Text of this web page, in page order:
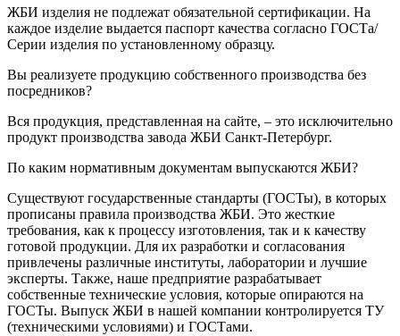
ЖБИ изделия не подлежат обязательной сертификации. На
каждое изделие выдается паспорт качества согласно ГОСТа/
Серии изделия по установленному образцу.
Вы реализуете продукцию собственного производства без
посредников?
Вся продукция, представленная на сайте, – это исключительно
продукт производства завода ЖБИ Санкт-Петербург.
По каким нормативным документам выпускаются ЖБИ?
Существуют государственные стандарты (ГОСТы), в которых
прописаны правила производства ЖБИ. Это жесткие
требования, как к процессу изготовления, так и к качеству
готовой продукции. Для их разработки и согласования
привлечены различные институты, лаборатории и лучшие
эксперты. Также, наше предприятие разрабатывает
собственные технические условия, которые опираются на
ГОСТы. Выпуск ЖБИ в нашей компании контролируется ТУ
(техническими условиями) и ГОСТами.